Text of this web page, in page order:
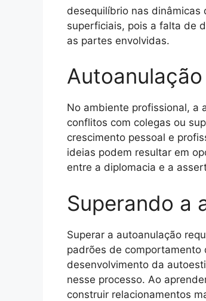
desequilíbrio nas dinâmicas
superficiais, pois a falta de
as partes envolvidas.
No ambiente profissional, a
conflitos com colegas ou
crescimento pessoal e
ideias podem resultar em
entre a diplomacia e a
Superando a
Superar a autoanulação
padrões de comportamento
desenvolvimento da
nesse processo. Ao
construir relacionamentos